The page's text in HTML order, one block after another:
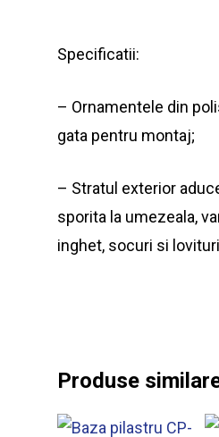
Specificatii:
– Ornamentele din
gata pentru montaj;
– Stratul exterior
sporita la umezeala,
inghet, socuri si
Produse